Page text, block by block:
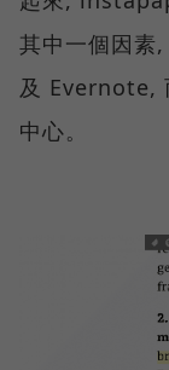
其中一個因
及 Evernote,
中心。